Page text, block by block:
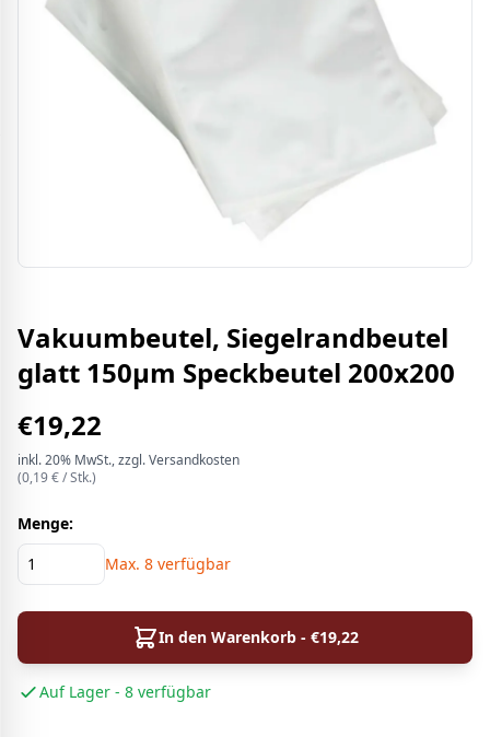
Vakuumbeutel, Siegelrandbeutel
glatt 150µm Speckbeutel 200x200
€19,22
inkl.20% MwSt., zzgl. Versandkosten
(0,19€ /Stk.)
Menge:
Max. 8 verfügbar
In den Warenkorb - €19,22
Auf Lager - 8 verfügbar